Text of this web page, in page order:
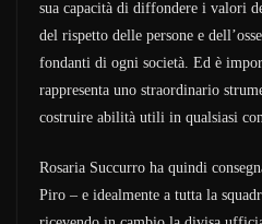
sua capacità di diffondere i valori
del rispetto delle persone e
fondanti di ogni società. Ed è
rappresenta uno straordinario
costruire abilità utili in qualsiasi
Rosaria Succurro ha quindi
Piro – e idealmente a tutta la